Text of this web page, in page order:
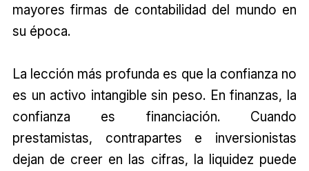
mayores firmas de contabilidad del mundo en
su época.
La lección más profunda es que la confianza no
es un activo intangible sin peso. En finanzas, la
confianza es financiación. Cuando
prestamistas, contrapartes e inversionistas
dejan de creer en las cifras, la liquidez puede